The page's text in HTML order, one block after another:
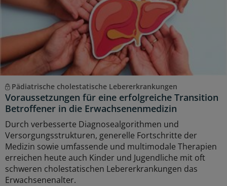
Pädiatrische cholestatische Lebererkrankungen
Voraussetzungen für eine erfolgreiche Transition
Betroffener in die Erwachsenenmedizin
Durch verbesserte Diagnosealgorithmen und
Versorgungsstrukturen, generelle Fortschritte der
Medizin sowie umfassende und multimodale Therapien
erreichen heute auch Kinder und Jugendliche mit oft
schweren cholestatischen Lebererkrankungen das
Erwachsenenalter.